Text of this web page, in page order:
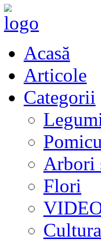
Acasă
Articole
Categorii
Arbori
Flori